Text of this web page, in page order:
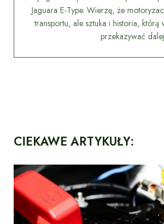
Jaguara E-Type. Wierzę, że
transportu, ale sztuka i historia,
przekazywać
CIEKAWE ARTYKUŁY: